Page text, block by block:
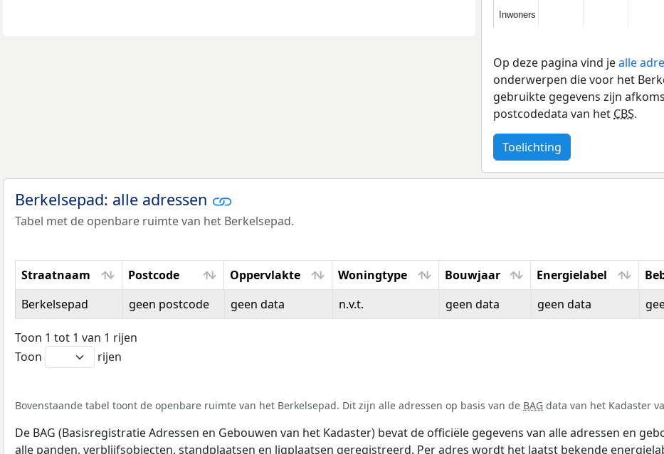
Inwoners
Inwoners
Op deze pagina vind jealle
onderwerpen die voor het
gebruikte gegevens zijn
postcodedata van het CBS.
Toelichting
Berkelsepad: alle adressen
Tabel met de openbare ruimte van het Berkelsepad.
Straatnaam
Postcode Oppervlakte Woningtype Bouwjaar Energielabel
Straatnaam
Postcode Oppervlakte Woningtype Bouwjaar Energielabel
Berkelsepad geen postcode geen data n.v.t. geen data geen data
Toon 1 tot 1 van 1 rijen
Toon
rijen
Bovenstaande tabel toont de openbare ruimte van het Berkelsepad. Dit zijn alle adressen op basis van de BAG data van het Kadaster
De BAG (Basisregistratie Adressen en Gebouwen van het Kadaster) bevat de officiële gegevens van alle adressen en
alle panden, verblijfsobjecten, standplaatsen en ligplaatsen geregistreerd. Per adres wordt het laatst bekende